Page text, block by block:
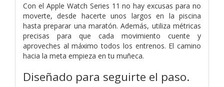
Con el Apple Watch Series 11 no hay excusas para no
moverte, desde hacerte unos largos en la piscina
hasta preparar una maratón. Además, utiliza métricas
precisas para que cada movimiento cuente y
aproveches al máximo todos los entrenos. El camino
hacia la meta empieza en tu muñeca.
Diseñado para seguirte el paso.